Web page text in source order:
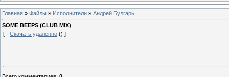
Главная » Файлы » Исполнители » Андрей Булгарь
SOME BEEPS (CLUB MIX)
[ · Скачать удаленно () ]